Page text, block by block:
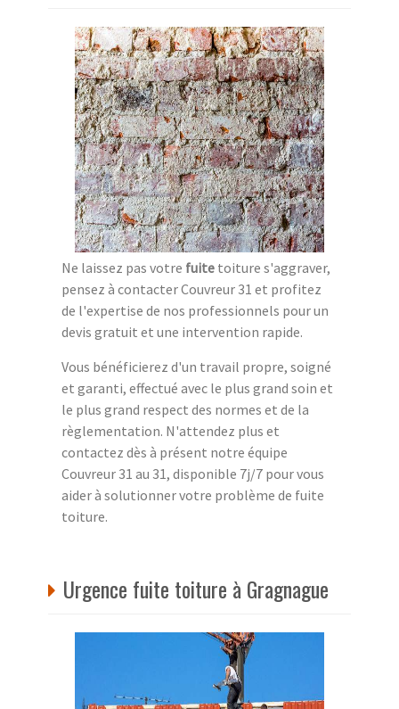
Ne laissez pas votre fuite toiture s'aggraver,
pensez à contacter Couvreur 31 et profitez
de l'expertise de nos professionnels pour un
devis gratuit et une intervention rapide.
Vous bénéficierez d'un travail propre, soigné
et garanti, effectué avec le plus grand soin et
le plus grand respect des normes et de la
règlementation. N'attendez plus et
contactez dès à présent notre équipe
Couvreur 31 au 31, disponible 7j/7 pour vous
aider à solutionner votre problème de fuite
toiture.
Urgence fuite toiture à Gragnague